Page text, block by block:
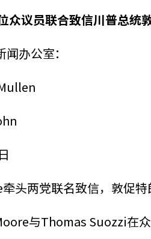
众议员联合致信川普总统
办公室：
头两党联名致信，敦促
与Thomas Suozzi在